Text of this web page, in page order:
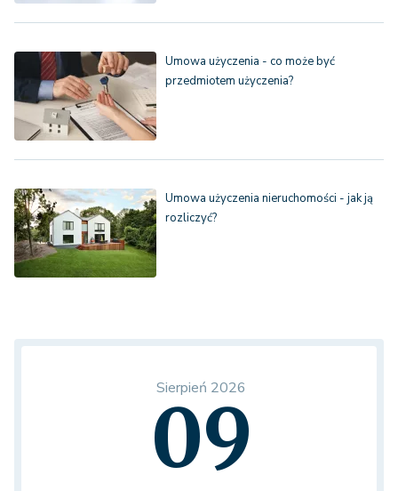
Umowa użyczenia - co może być
przedmiotem użyczenia?
Umowa użyczenia nieruchomości - jak ją
rozliczyć?
Sierpień 2026
09